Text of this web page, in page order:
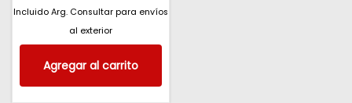
Incluido Arg. Consultar para envíos
al exterior
Agregar al carrito